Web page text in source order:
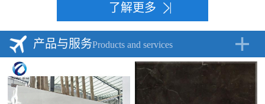
了解更多
产品与服务Products and services